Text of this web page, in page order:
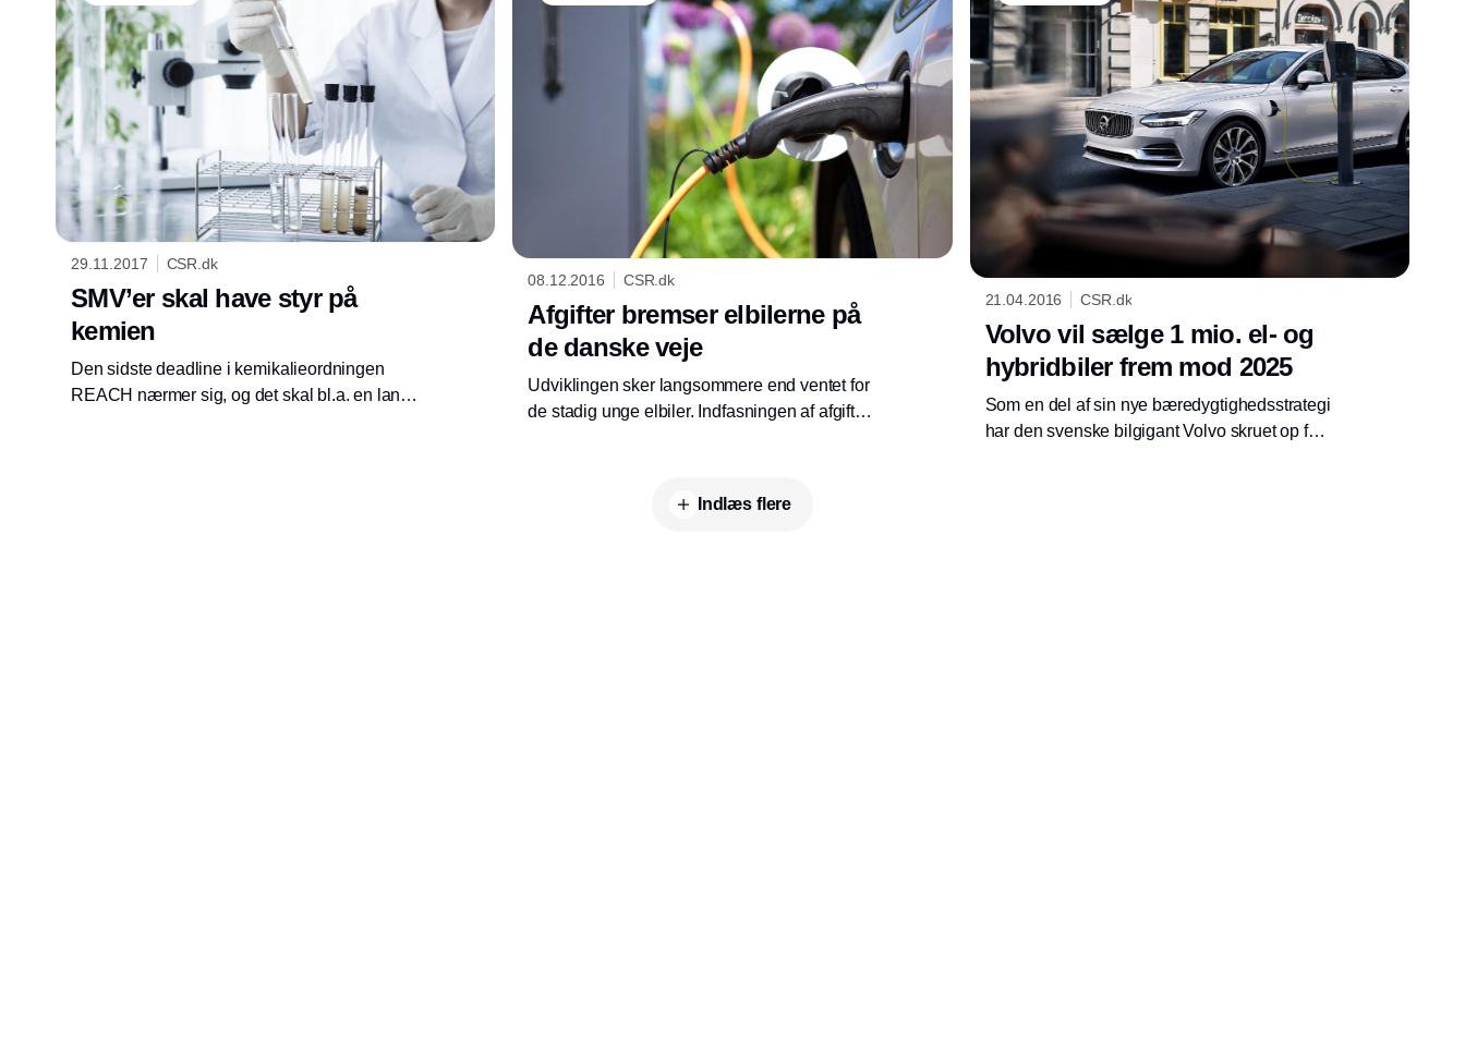
på bæredygtighed, så er du ikke i tvivl når du
har læst med her.
29.11.2017 CSR.dk
SMV’er skal have styr på
kemien
Den sidste deadline i kemikalieordningen
REACH nærmer sig, og det skal bl.a. en lang
08.12.2016 CSR.dk
Afgifter bremser elbilerne på
de danske veje
Udviklingen sker langsommere end ventet for
de stadig unge elbiler. Indfasningen af afgifter
21.04.2016 CSR.dk
Volvo vil sælge 1 mio. el- og
hybridbiler frem mod 2025
Som en del af sin nye bæredygtighedsstrategi
har den svenske bilgigant Volvo skruet op for
Indlæs flere